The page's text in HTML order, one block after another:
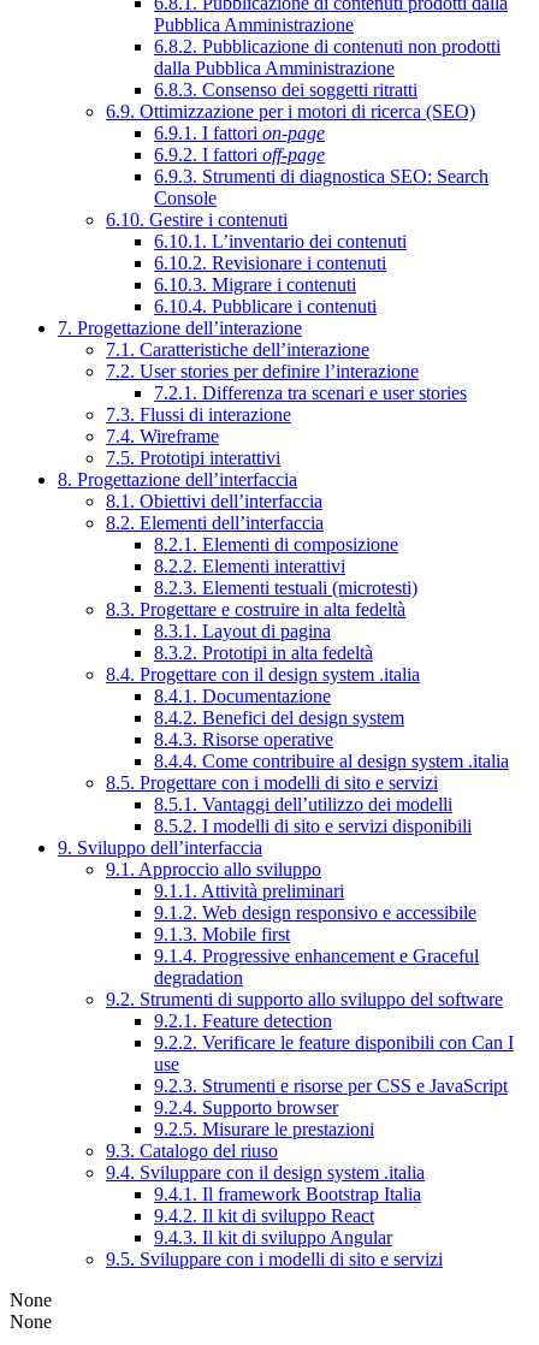
Pubblica Amministrazione
6.8.2. Pubblicazione di contenuti non prodotti
dalla Pubblica Amministrazione
6.8.3. Consenso dei soggetti ritratti
6.9. Ottimizzazione per i motori di ricerca (SEO)
6.9.1. I fattori on-page
6.9.2. I fattori off-page
6.9.3. Strumenti di diagnostica SEO: Search
Console
6.10. Gestire i contenuti
6.10.1. L’inventario dei contenuti
6.10.2. Revisionare i contenuti
6.10.3. Migrare i contenuti
6.10.4. Pubblicare i contenuti
7. Progettazione dell’interazione
7.1. Caratteristiche dell’interazione
7.2. User stories per definire l’interazione
7.2.1. Differenza tra scenari e user stories
7.3. Flussi di interazione
7.4. Wireframe
7.5. Prototipi interattivi
8. Progettazione dell’interfaccia
8.1. Obiettivi dell’interfaccia
8.2. Elementi dell’interfaccia
8.2.1. Elementi di composizione
8.2.2. Elementi interattivi
8.2.3. Elementi testuali (microtesti)
8.3. Progettare e costruire in alta fedeltà
8.3.1. Layout di pagina
8.3.2. Prototipi in alta fedeltà
8.4. Progettare con il design system .italia
8.4.1. Documentazione
8.4.2. Benefici del design system
8.4.3. Risorse operative
8.4.4. Come contribuire al design system .italia
8.5. Progettare con i modelli di sito e servizi
8.5.1. Vantaggi dell’utilizzo dei modelli
8.5.2. I modelli di sito e servizi disponibili
9. Sviluppo dell’interfaccia
9.1. Approccio allo sviluppo
9.1.1. Attività preliminari
9.1.2. Web design responsivo e accessibile
9.1.3. Mobile first
9.1.4. Progressive enhancement e Graceful
degradation
9.2. Strumenti di supporto allo sviluppo del software
9.2.1. Feature detection
9.2.2. Verificare le feature disponibili con Can I
use
9.2.3. Strumenti e risorse per CSS e JavaScript
9.2.4. Supporto browser
9.2.5. Misurare le prestazioni
9.3. Catalogo del riuso
9.4. Sviluppare con il design system .italia
9.4.1. Il framework Bootstrap Italia
9.4.2. Il kit di sviluppo React
9.4.3. Il kit di sviluppo Angular
9.5. Sviluppare con i modelli di sito e servizi
None
None